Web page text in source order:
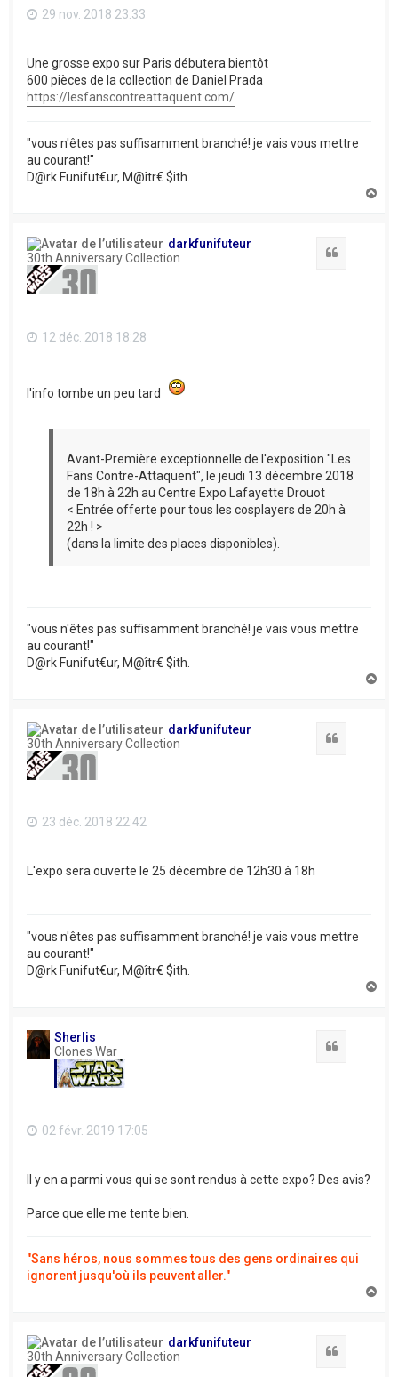
29 nov. 2018 23:33
Une grosse expo sur Paris débutera bientôt
600 pièces de la collection de Daniel Prada
https://lesfanscontreattaquent.com/
"vous n'êtes pas suffisamment branché! je vais vous mettre
au courant!"
D@rk Funifut€ur, M@îtr€ $ith.
darkfunifuteur
30th Anniversary Collection
12 déc. 2018 18:28
l'info tombe un peu tard
Avant-Première exceptionnelle de l'exposition "Les
Fans Contre-Attaquent", le jeudi 13 décembre 2018
de 18h à 22h au Centre Expo Lafayette Drouot
< Entrée offerte pour tous les cosplayers de 20h à
22h ! >
(dans la limite des places disponibles).
"vous n'êtes pas suffisamment branché! je vais vous mettre
au courant!"
D@rk Funifut€ur, M@îtr€ $ith.
darkfunifuteur
30th Anniversary Collection
23 déc. 2018 22:42
L'expo sera ouverte le 25 décembre de 12h30 à 18h
"vous n'êtes pas suffisamment branché! je vais vous mettre
au courant!"
D@rk Funifut€ur, M@îtr€ $ith.
Sherlis
Clones War
02 févr. 2019 17:05
Il y en a parmi vous qui se sont rendus à cette expo? Des avis?
Parce que elle me tente bien.
"Sans héros, nous sommes tous des gens ordinaires qui
ignorent jusqu'où ils peuvent aller."
darkfunifuteur
30th Anniversary Collection